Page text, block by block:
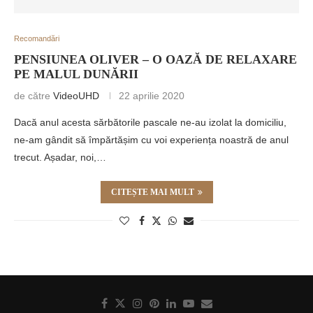
Recomandări
PENSIUNEA OLIVER – O OAZĂ DE RELAXARE
PE MALUL DUNĂRII
de către VideoUHD 22 aprilie 2020
Dacă anul acesta sărbătorile pascale ne-au izolat la domiciliu,
ne-am gândit să împărtășim cu voi experiența noastră de anul
trecut. Așadar, noi,…
CITEȘTE MAI MULT